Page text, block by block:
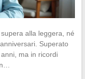
alla leggera, né
Superato
ma in ricordi